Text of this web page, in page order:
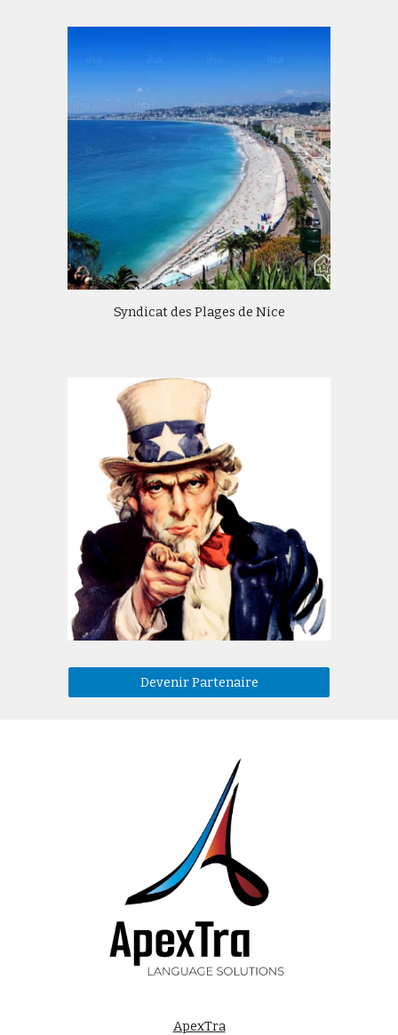
Syndicat des Plages de Nice
Devenir Partenaire
ApexTra